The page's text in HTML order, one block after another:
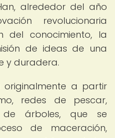
alrededor del año
revolucionaria
del conocimiento, la
de ideas de una
y duradera.
a partir
redes de pescar,
árboles, que se
de maceración,